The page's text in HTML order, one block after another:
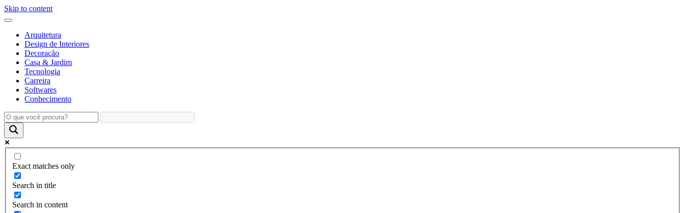
Skip to content
Arquitetura
Design de Interiores
Decoração
Casa & Jardim
Tecnologia
Carreira
Softwares
Conhecimento
Exact matches only
Search in title
Search in content